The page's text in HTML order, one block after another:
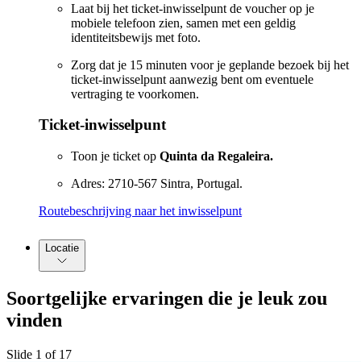
Laat bij het ticket-inwisselpunt de voucher op je
mobiele telefoon zien, samen met een geldig
identiteitsbewijs met foto.
Zorg dat je 15 minuten voor je geplande bezoek bij het
ticket-inwisselpunt aanwezig bent om eventuele
vertraging te voorkomen.
Ticket-inwisselpunt
Toon je ticket op Quinta da Regaleira.
Adres: 2710-567 Sintra, Portugal.
Routebeschrijving naar het inwisselpunt
Locatie
Soortgelijke ervaringen die je leuk zou
vinden
Slide 1 of 17